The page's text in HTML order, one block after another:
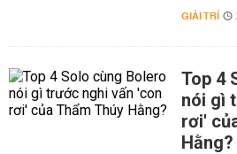
GIẢI TRÍ
Top 4
nói gì
rơi'
Hằng?